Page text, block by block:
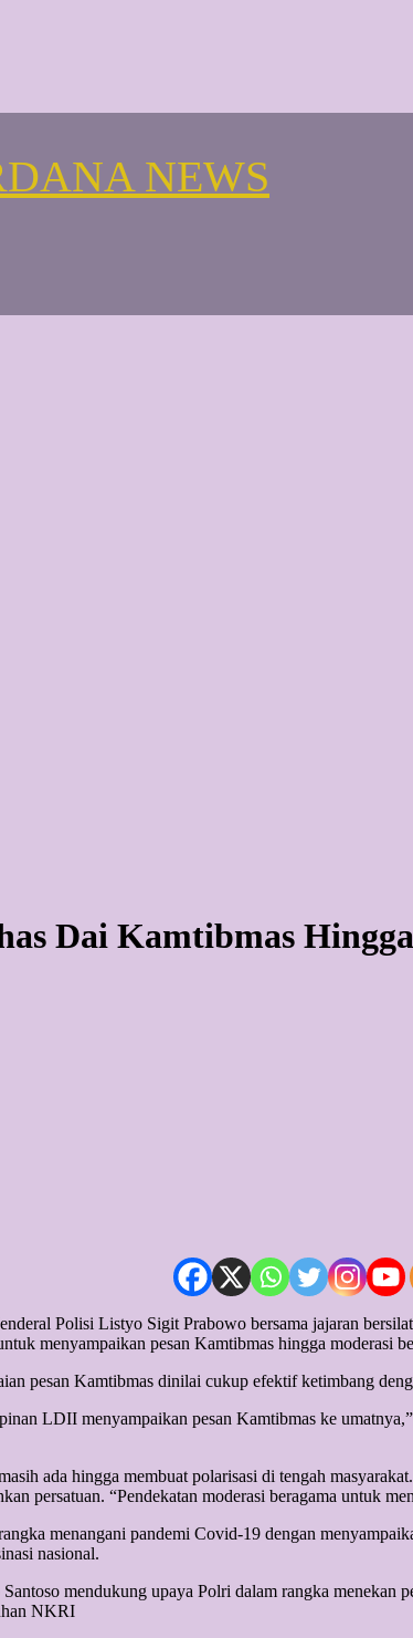
NEWS
Dai Kamtibmas
Polisi Listyo Sigit Prabowo bersama jajaran
menyampaikan pesan Kamtibmas hingga moderasi
pesan Kamtibmas dinilai cukup efektif ketimbang
LDII menyampaikan pesan Kamtibmas ke
ada hingga membuat polarisasi di tengah
persatuan. “Pendekatan moderasi beragama untuk
menangani pandemi Covid-19 dengan
nasional.
mendukung upaya Polri dalam rangka
NKRI